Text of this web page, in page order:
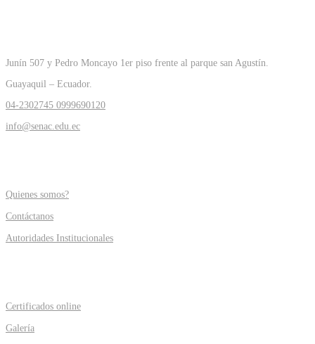
Junín 507 y Pedro Moncayo 1er piso frente al parque san Agustín.
Guayaquil – Ecuador.
04-2302745 0999690120
info@senac.edu.ec
Quienes somos?
Contáctanos
Autoridades Institucionales
Certificados online
Galería